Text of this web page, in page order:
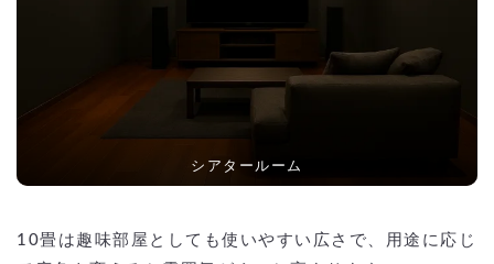
シアタールーム
10畳は趣味部屋としても使いやすい広さで、用途に応じ